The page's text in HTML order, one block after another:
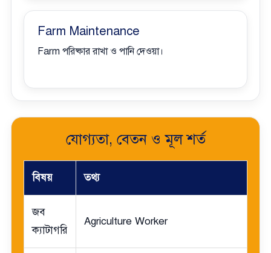
Farm Maintenance
Farm পরিষ্কার রাখা ও পানি দেওয়া।
যোগ্যতা, বেতন ও মূল শর্ত
বিষয় তথ্য
জব
ক্যাটাগরি
Agriculture Worker